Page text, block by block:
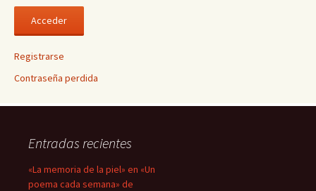
Registrarse
Contraseña perdida
Entradas recientes
«La memoria de la piel» en «Un
poema cada semana» de